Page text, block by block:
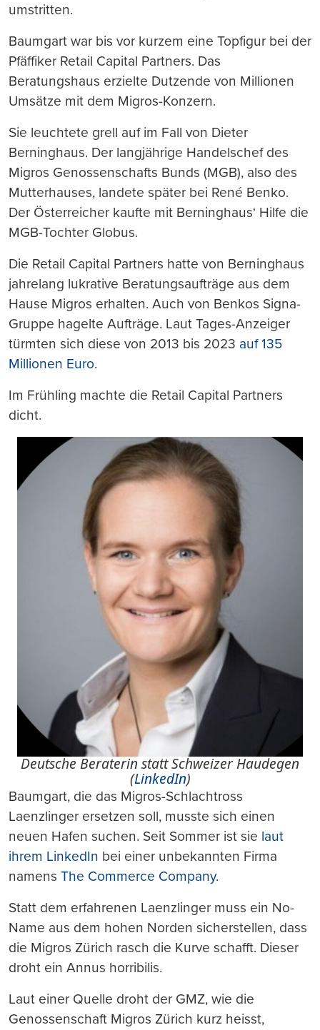
umstritten.
Baumgart war bis vor kurzem eine Topfigur bei der
Pfäffiker Retail Capital Partners. Das
Beratungshaus erzielte Dutzende von Millionen
Umsätze mit dem Migros-Konzern.
Sie leuchtete grell auf im Fall von Dieter
Berninghaus. Der langjährige Handelschef des
Migros Genossenschafts Bunds (MGB), also des
Mutterhauses, landete später bei René Benko.
Der Österreicher kaufte mit Berninghaus‘ Hilfe die
MGB-Tochter Globus.
Die Retail Capital Partners hatte von Berninghaus
jahrelang lukrative Beratungsaufträge aus dem
Hause Migros erhalten. Auch von Benkos Signa-
Gruppe hagelte Aufträge. Laut Tages-Anzeiger
türmten sich diese von 2013 bis 2023 auf 135
Millionen Euro.
Im Frühling machte die Retail Capital Partners
dicht.
Deutsche Beraterin statt Schweizer Haudegen
(LinkedIn)
Baumgart, die das Migros-Schlachtross
Laenzlinger ersetzen soll, musste sich einen
neuen Hafen suchen. Seit Sommer ist sie laut
ihrem LinkedIn bei einer unbekannten Firma
namens The Commerce Company.
Statt dem erfahrenen Laenzlinger muss ein No-
Name aus dem hohen Norden sicherstellen, dass
die Migros Zürich rasch die Kurve schafft. Dieser
droht ein Annus horribilis.
Laut einer Quelle droht der GMZ, wie die
Genossenschaft Migros Zürich kurz heisst,